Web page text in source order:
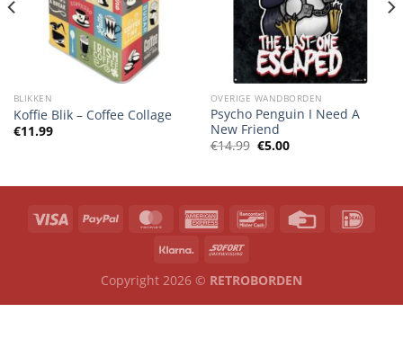
BLIKKEN
Koffie Blik – Coffee Collage
€11.99
OVERIGE WANDBORDEN
Psycho Penguin I Need A
New Friend
€14.99 Oorspronkelijke
€5.00Huidige
Copyright 2026 © RETROBORDEN